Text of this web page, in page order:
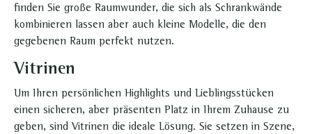
finden Sie große Raumwunder, die sich als Schrankwände
kombinieren lassen aber auch kleine Modelle, die den
gegebenen Raum perfekt nutzen.
Vitrinen
Um Ihren persönlichen Highlights und Lieblingsstücken
einen sicheren, aber präsenten Platz in Ihrem Zuhause zu
geben, sind Vitrinen die ideale Lösung. Sie setzen in Szene,